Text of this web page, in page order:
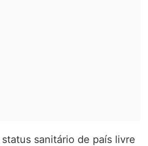
sanitário de país livre